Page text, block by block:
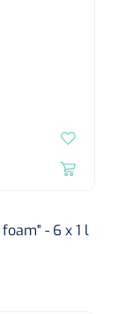
- 6 x 1 l